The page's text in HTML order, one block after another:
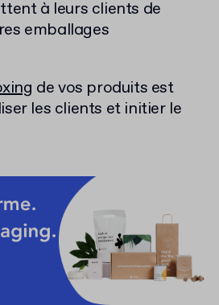
à leurs clients de
emballages
de vos produits est
les clients et initier le